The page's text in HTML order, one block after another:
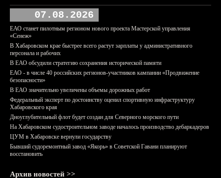
07.08.2026
ЕАО станет пилотным регионом нового проекта Мастерской управления
«Сенеж»
В Хабаровском крае быстрее всего растут зарплаты у административного
персонала и рабочих
В ЕАО обсудили стратегию сохранения исторической памяти
ЕАО - в числе 40 российских регионов-участников кампании «Продвижение
безопасности»
В ЕАО значительно увеличены объемы дорожных работ
Федеральный эксперт по достоинству оценил спортивную инфраструктуру
Хабаровского края
Дноуглубительный флот будет создан для Северного морского пути
На Хабаровском судостроительном заводе началось производство дебаркадеров
ЦУМ в Хабаровске вернули государству
Бывший судоремонтный завод «Якорь» в Советской Гавани планируют
восстановить
Архив новостей >>